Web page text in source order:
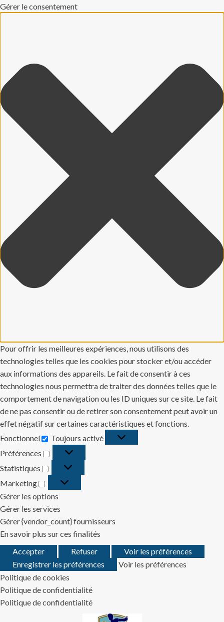
Gérer le consentement
Pour offrir les meilleures expériences, nous utilisons des
technologies telles que les cookies pour stocker et/ou accéder
aux informations des appareils. Le fait de consentir à ces
technologies nous permettra de traiter des données telles que le
comportement de navigation ou les ID uniques sur ce site. Le fait
de ne pas consentir ou de retirer son consentement peut avoir un
effet négatif sur certaines caractéristiques et fonctions.
Fonctionnel
Fonctionnel
Toujours activé
Préférences
Préférences
Statistiques
Statistiques
Marketing
Marketing
Gérer les options
Gérer les services
Gérer {vendor_count} fournisseurs
En savoir plus sur ces finalités
Accepter
Refuser
Voir les préférences
Enregistrer les préférences
Voir les préférences
Politique de cookies
Politique de confidentialité
Politique de confidentialité